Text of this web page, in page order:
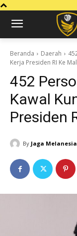
Beranda Daerah
Kerja Presiden RI Ke
452
Kawal
Presiden
By Jaga Melanesia